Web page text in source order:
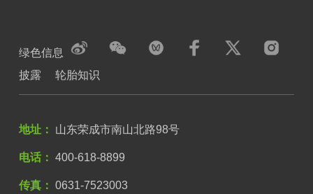
绿色信息
披露
轮胎知识
地址： 山东荣成市南山北路98号
电话： 400-618-8899
传真： 0631-7523003